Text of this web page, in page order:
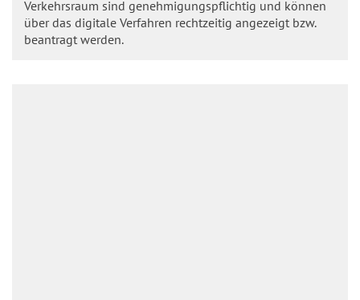
Verkehrsraum sind genehmigungspflichtig und können
über das digitale Verfahren rechtzeitig angezeigt bzw.
beantragt werden.